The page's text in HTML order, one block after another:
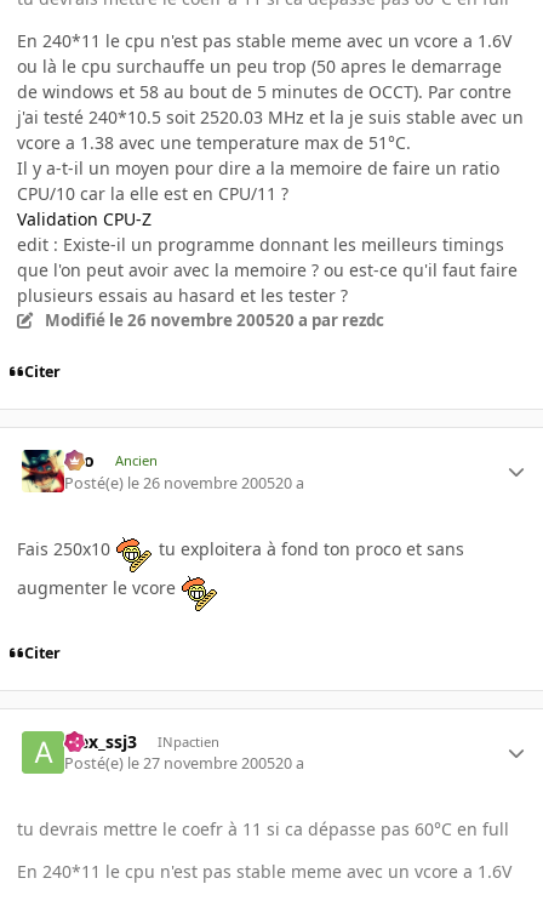
En 240*11 le cpu n'est pas stable meme avec un vcore a 1.6V
ou là le cpu surchauffe un peu trop (50 apres le demarrage
de windows et 58 au bout de 5 minutes de OCCT). Par contre
j'ai testé 240*10.5 soit 2520.03 MHz et la je suis stable avec un
vcore a 1.38 avec une temperature max de 51°C.
Il y a-t-il un moyen pour dire a la memoire de faire un ratio
CPU/10 car la elle est en CPU/11 ?
Validation CPU-Z
edit : Existe-il un programme donnant les meilleurs timings
que l'on peut avoir avec la memoire ? ou est-ce qu'il faut faire
plusieurs essais au hasard et les tester ?
Modifié le 26 novembre 200520 a par rezdc
Citer
eYo Ancien
Posté(e) le 26 novembre 200520 a
Fais 250x10
tu exploitera à fond ton proco et sans
augmenter le vcore
Citer
alex_ssj3 INpactien
Posté(e) le 27 novembre 200520 a
tu devrais mettre le coefr à 11 si ca dépasse pas 60°C en full
En 240*11 le cpu n'est pas stable meme avec un vcore a 1.6V